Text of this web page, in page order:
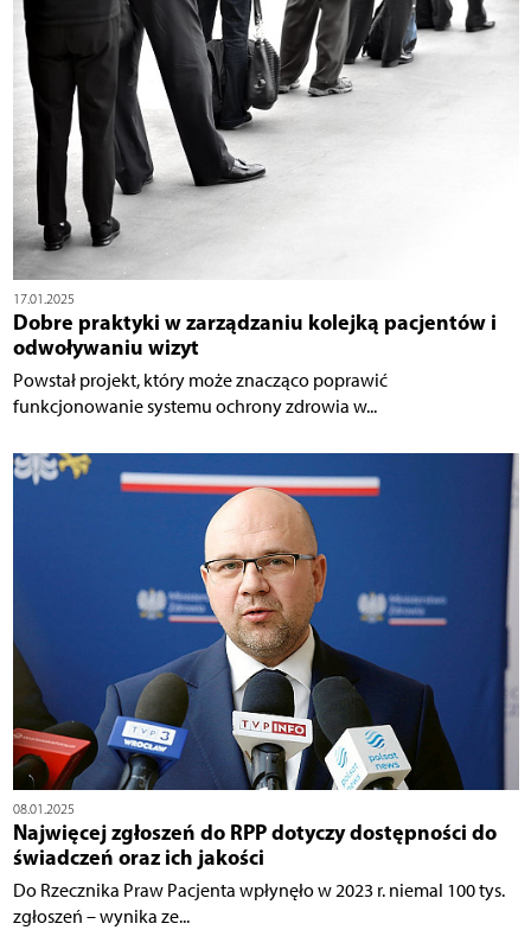
17.01.2025
Dobre praktyki w zarządzaniu kolejką pacjentów i
odwoływaniu wizyt
Powstał projekt, który może znacząco poprawić
funkcjonowanie systemu ochrony zdrowia w...
08.01.2025
Najwięcej zgłoszeń do RPP dotyczy dostępności do
świadczeń oraz ich jakości
Do Rzecznika Praw Pacjenta wpłynęło w 2023 r. niemal 100 tys.
zgłoszeń – wynika ze...